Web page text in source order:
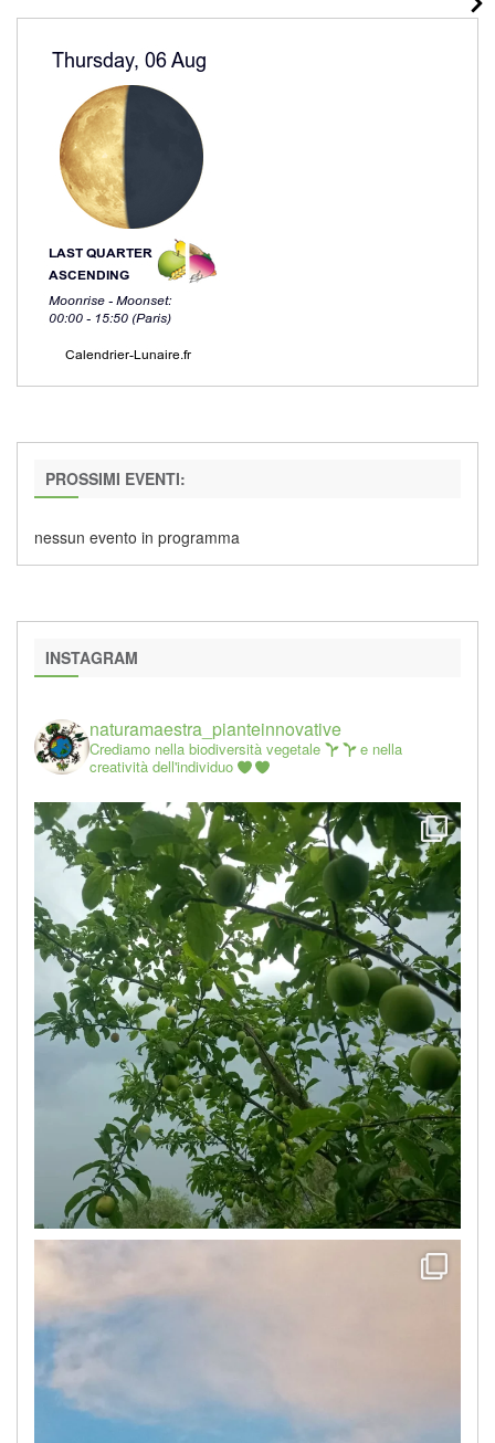
PROSSIMI EVENTI:
nessun evento in programma
INSTAGRAM
naturamaestra_pianteinnovative
Crediamo nella biodiversità vegetale
e nella
creatività dell'individuo